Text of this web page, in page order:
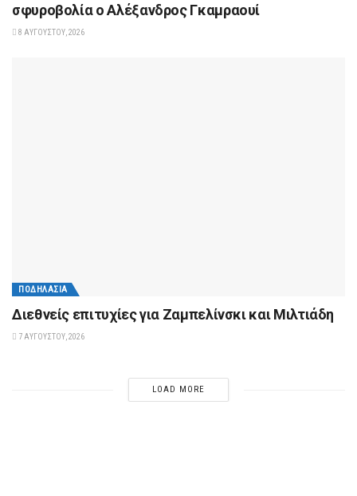
σφυροβολία ο Αλέξανδρος Γκαμραουί
8 ΑΥΓΟΎΣΤΟΥ, 2026
ΠΟΔΗΛΑΣΊΑ
Διεθνείς επιτυχίες για Ζαμπελίνσκι και Μιλτιάδη
7 ΑΥΓΟΎΣΤΟΥ, 2026
LOAD MORE